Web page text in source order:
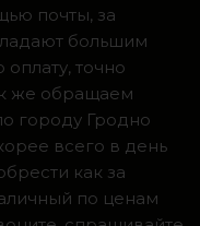
почты, за
большим
точно
же обращаем
городу Гродно
всего в день
как за
по ценам